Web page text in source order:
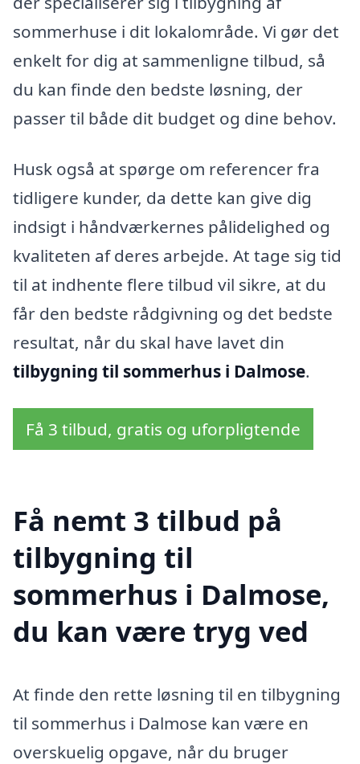
sommerhuse i dit lokalområde. Vi gør det
enkelt for dig at sammenligne tilbud, så
du kan finde den bedste løsning, der
passer til både dit budget og dine behov.
Husk også at spørge om referencer fra
tidligere kunder, da dette kan give dig
indsigt i håndværkernes pålidelighed og
kvaliteten af deres arbejde. At tage sig tid
til at indhente flere tilbud vil sikre, at du
får den bedste rådgivning og det bedste
resultat, når du skal have lavet din
tilbygning til sommerhus i Dalmose.
Få 3 tilbud, gratis og uforpligtende
Få nemt 3 tilbud på
tilbygning til
sommerhus i Dalmose,
du kan være tryg ved
At finde den rette løsning til en tilbygning
til sommerhus i Dalmose kan være en
overskuelig opgave, når du bruger